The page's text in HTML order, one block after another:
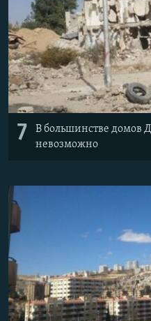
7
В большинстве домов
невозможно